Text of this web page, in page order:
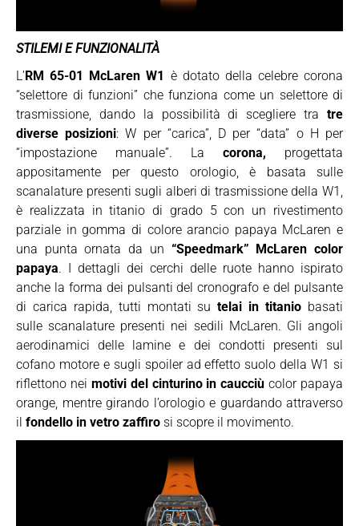
STILEMI E FUNZIONALITÀ
L’RM 65-01 McLaren W1 è dotato della celebre corona
“selettore di funzioni” che funziona come un selettore di
trasmissione, dando la possibilità di scegliere tra tre
diverse posizioni: W per “carica”, D per “data” o H per
“impostazione manuale”. La corona, progettata
appositamente per questo orologio, è basata sulle
scanalature presenti sugli alberi di trasmissione della W1,
è realizzata in titanio di grado 5 con un rivestimento
parziale in gomma di colore arancio papaya McLaren e
una punta ornata da un “Speedmark” McLaren color
papaya. I dettagli dei cerchi delle ruote hanno ispirato
anche la forma dei pulsanti del cronografo e del pulsante
di carica rapida, tutti montati sutelai in titanio basati
sulle scanalature presenti nei sedili McLaren. Gli angoli
aerodinamici delle lamine e dei condotti presenti sul
cofano motore e sugli spoiler ad effetto suolo della W1 si
riflettono nei motivi del cinturino in caucciù color papaya
orange, mentre girando l’orologio e guardando attraverso
il fondello in vetro zaffiro si scopre il movimento.